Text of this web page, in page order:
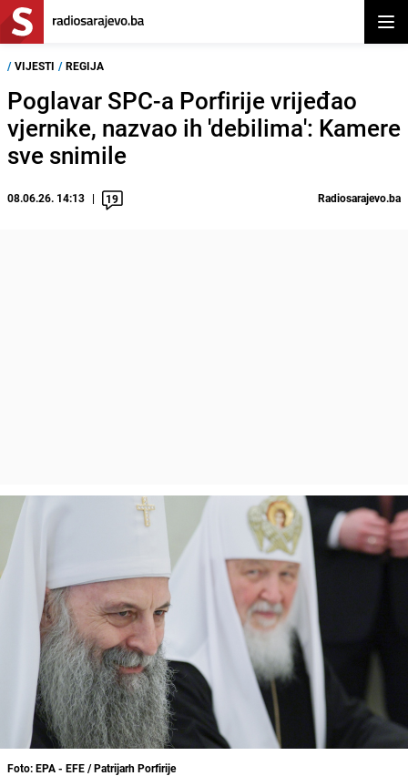
/ VIJESTI / REGIJA
Poglavar SPC-a Porfirije vrijeđao
vjernike, nazvao ih 'debilima': Kamere
sve snimile
08.06.26. 14:13 19 Radiosarajevo.ba
Foto: EPA - EFE / Patrijarh Porfirije